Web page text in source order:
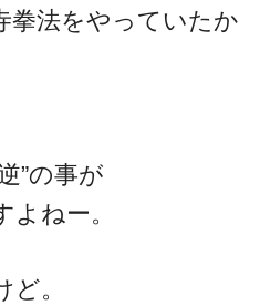
拳法をやっていたか
”の事が
ねー。
。